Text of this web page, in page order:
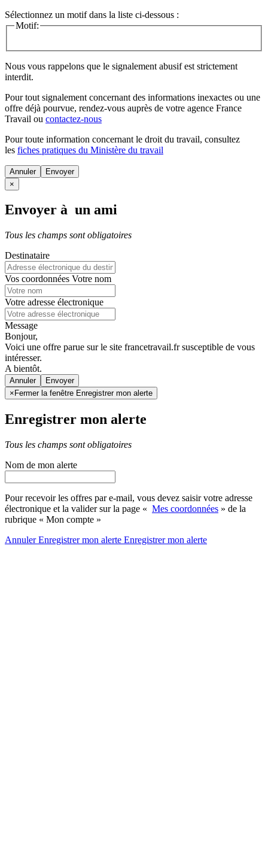
Sélectionnez un motif dans la liste ci-dessous :
Motif:
Nous vous rappelons que le signalement abusif est strictement
interdit.
Pour tout signalement concernant des informations inexactes ou une
offre déjà pourvue, rendez-vous auprès de votre agence France
Travail ou contactez-nous
Pour toute information concernant le droit du travail, consultez
les fiches pratiques du Ministère du travail
Annuler
×
Envoyer à un ami
Tous les champs sont obligatoires
Destinataire
Vos coordonnées Votre nom
Votre adresse électronique
Message
Bonjour,
Voici une offre parue sur le site francetravail.fr susceptible de vous
intéresser.
A bientôt.
Annuler
× Fermer la fenêtre Enregistrer mon alerte
Enregistrer mon alerte
Tous les champs sont obligatoires
Nom de mon alerte
Pour recevoir les offres par e-mail, vous devez saisir votre adresse
électronique et la valider sur la page « Mes coordonnées » de la
rubrique « Mon compte »
AnnulerEnregistrer mon alerte Enregistrermon alerte